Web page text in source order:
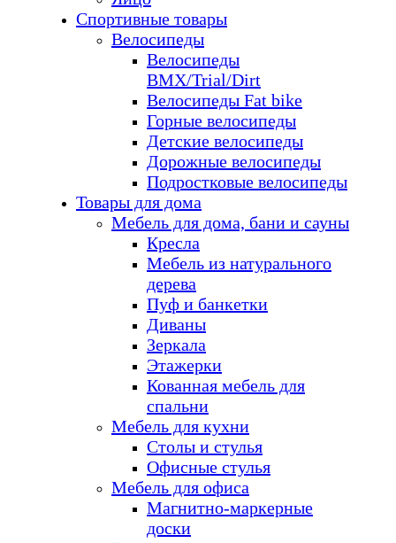
Спортивные товары
Велосипеды
Велосипеды
BMX/Trial/Dirt
Велосипеды Fat bike
Горные велосипеды
Детские велосипеды
Дорожные велосипеды
Подростковые велосипеды
Товары для дома
Мебель для дома, бани и сауны
Кресла
Мебель из натурального
дерева
Пуф и банкетки
Диваны
Зеркала
Этажерки
Кованная мебель для
спальни
Мебель для кухни
Столы и стулья
Офисные стулья
Мебель для офиса
Магнитно-маркерные
доски